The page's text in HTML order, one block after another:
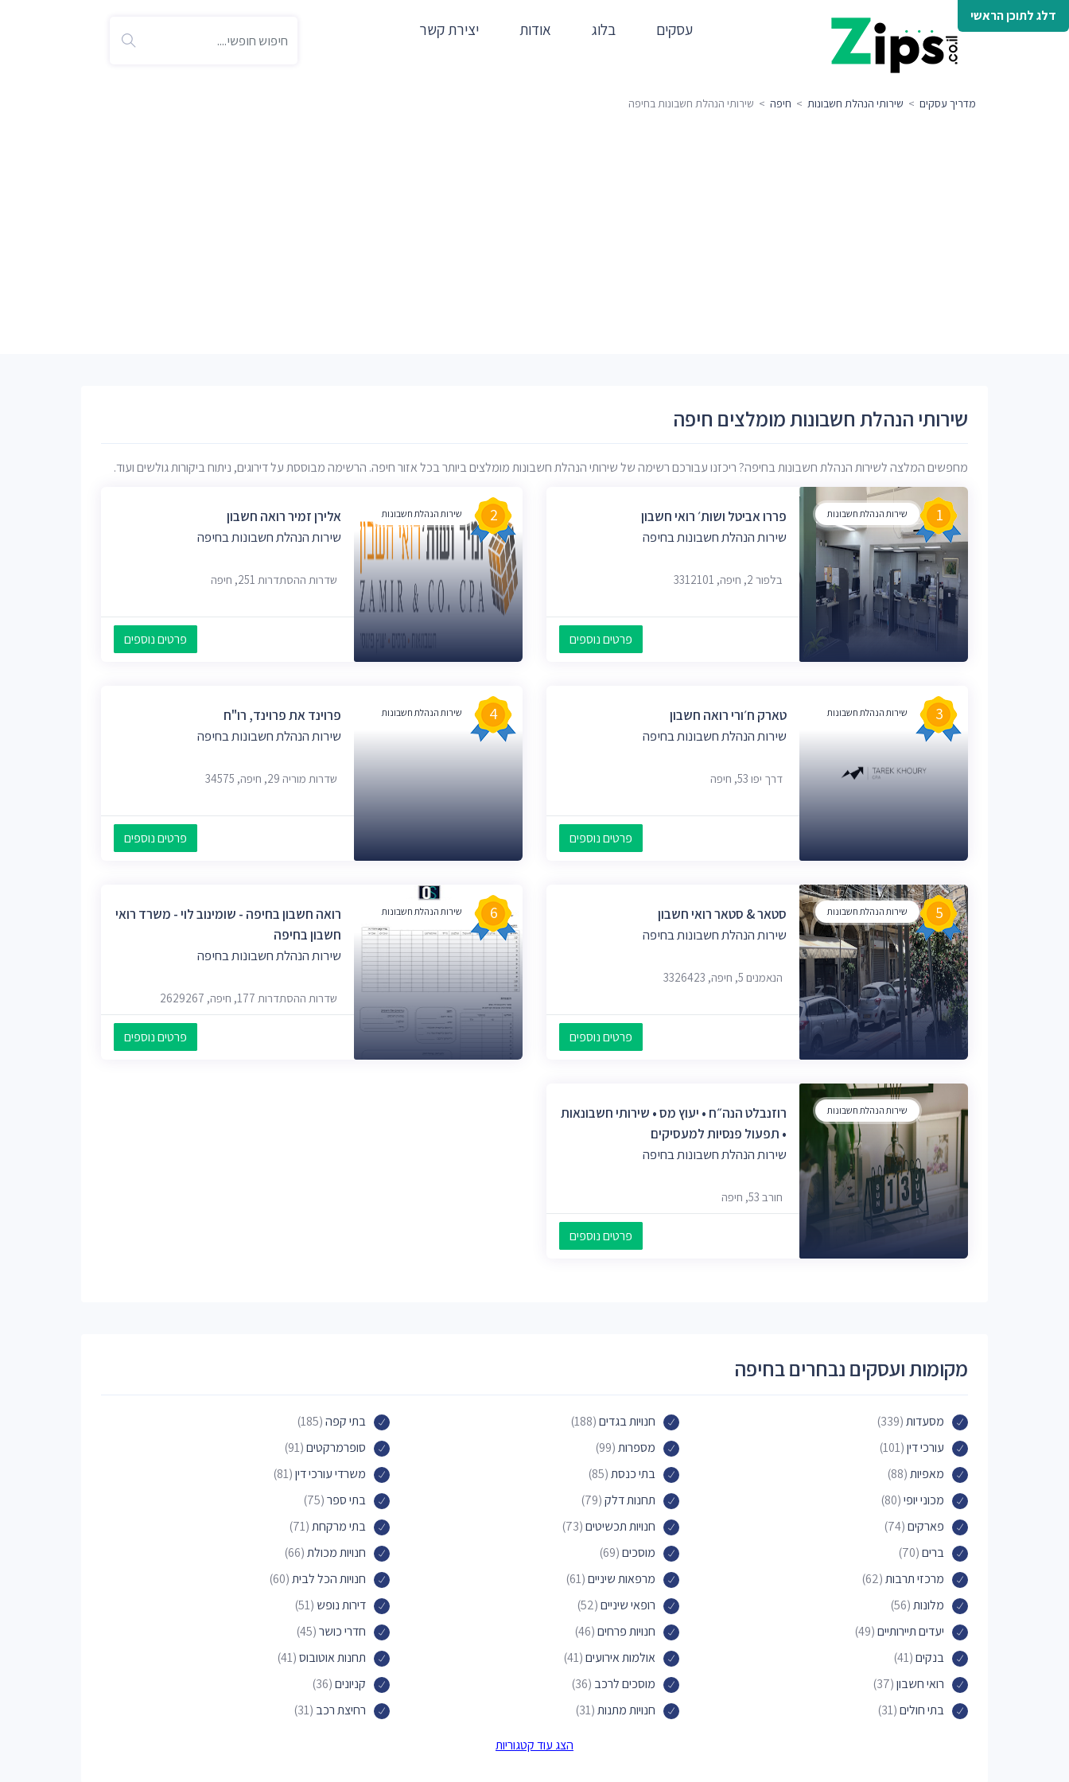
דלג לתוכן הראשי
עסקים בלוג אודות יצירת קשר
מדריך עסקים > שירותי הנהלת חשבונות > חיפה > שירותי הנהלת חשבונות בחיפה
שירותי הנהלת חשבונות מומלצים חיפה
מחפשים המלצה לשירות הנהלת חשבונות בחיפה? ריכזנו עבורכם רשימה של שירותי הנהלת חשבונות מומלצים ביותר בכל אזור חיפה. הרשימה מבוססת על דירוגים, ניתוח ביקורות גולשים ועוד.
שירות הנהלת חשבונות 1
פררו אביטל ושות׳ רואי חשבון
שירות הנהלת חשבונות בחיפה
בלפור 2, חיפה, 3312101
פרטים נוספים
שירות הנהלת חשבונות 2
אלירן זמיר רואה חשבון
שירות הנהלת חשבונות בחיפה
שדרות ההסתדרות 251, חיפה
פרטים נוספים
שירות הנהלת חשבונות 3
טארק ח׳ורי רואה חשבון
שירות הנהלת חשבונות בחיפה
דרך יפו 53, חיפה
פרטים נוספים
שירות הנהלת חשבונות 4
פרוינד את פרוינד, רו"ח
שירות הנהלת חשבונות בחיפה
שדרות מוריה 29, חיפה, 34575
פרטים נוספים
שירות הנהלת חשבונות 5
סטאר & סטאר רואי חשבון
שירות הנהלת חשבונות בחיפה
הנאמנים 5, חיפה, 3326423
פרטים נוספים
שירות הנהלת חשבונות 6
רואה חשבון בחיפה - שומינוב לוי - משרד רואי
חשבון בחיפה
שירות הנהלת חשבונות בחיפה
שדרות ההסתדרות 177, חיפה, 2629267
פרטים נוספים
שירות הנהלת חשבונות
רוזנבלט הנה״ח • יעוץ מס • שירותי חשבונאות
• תפעול פנסיות למעסיקים
שירות הנהלת חשבונות בחיפה
חורב 53, חיפה
פרטים נוספים
מקומות ועסקים נבחרים בחיפה
מסעדות(339) חנויות בגדים(188) בתי קפה(185)
עורכי דין(101) מספרות(99) סופרמרקטים(91)
מאפיות(88) בתי כנסת(85) משרדי עורכי דין(81)
מכוני יופי(80) תחנות דלק(79) בתי ספר(75)
פארקים(74) חנויות תכשיטים(73) בתי מרקחת(71)
ברים(70) מוסכים(69) חנויות מכולת(66)
מרכזי תרבות(62) מרפאות שיניים(61) חנויות הכל לבית(60)
מלונות(56) רופאי שיניים(52) דירות נופש (51)
יעדים תיירותיים(49) חנויות פרחים(46) חדרי כושר(45)
בנקים(41) אולמות אירועים(41) תחנות אוטובוס(41)
רואי חשבון(37) מוסכים לרכב (36) קניונים(36)
בתי חולים(31) חנויות מתנות(31) רחיצת רכב (31)
הצג עוד קטגוריות